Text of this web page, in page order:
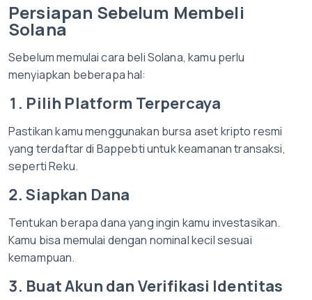
Persiapan Sebelum Membeli
Solana
Sebelum memulai cara beli Solana, kamu perlu
menyiapkan beberapa hal:
1. Pilih Platform Terpercaya
Pastikan kamu menggunakan bursa aset kripto resmi
yang terdaftar di Bappebti untuk keamanan transaksi,
seperti Reku.
2. Siapkan Dana
Tentukan berapa dana yang ingin kamu investasikan.
Kamu bisa memulai dengan nominal kecil sesuai
kemampuan.
3. Buat Akun dan Verifikasi Identitas